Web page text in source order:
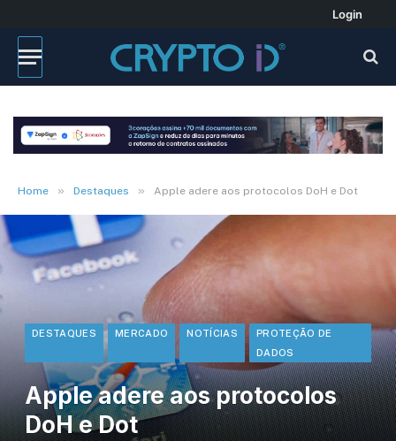
Login
Home » Destaques » Apple adere aos protocolos DoH e Dot
DESTAQUES MERCADO NOTÍCIAS
PROTEÇÃO DE
DADOS
Apple adere aos protocolos
DoH e Dot